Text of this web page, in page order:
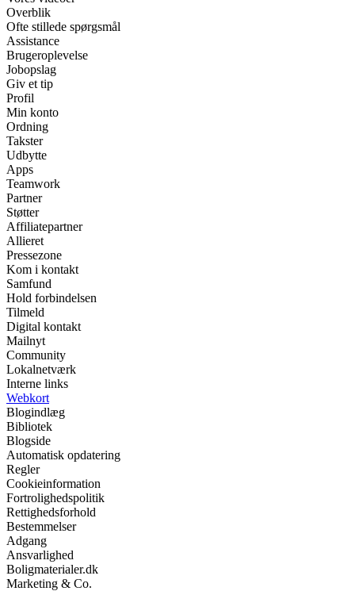
Overblik
Ofte stillede spørgsmål
Assistance
Brugeroplevelse
Jobopslag
Giv et tip
Profil
Min konto
Ordning
Takster
Udbytte
Apps
Teamwork
Partner
Støtter
Affiliatepartner
Allieret
Pressezone
Kom i kontakt
Samfund
Hold forbindelsen
Tilmeld
Digital kontakt
Mailnyt
Community
Lokalnetværk
Interne links
Webkort
Blogindlæg
Bibliotek
Blogside
Automatisk opdatering
Regler
Cookieinformation
Fortrolighedspolitik
Rettighedsforhold
Bestemmelser
Adgang
Ansvarlighed
Boligmaterialer.dk
Marketing & Co.